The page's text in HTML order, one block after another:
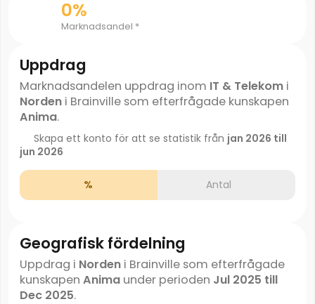
0%
Marknadsandel *
Uppdrag
Marknadsandelen uppdrag inom IT & Telekomi
Nordeni Brainville som efterfrågade kunskapen
Anima.
Skapa ett konto för att se statistik från jan 2026 till
jun 2026
% Antal
Geografisk fördelning
Uppdrag i Nordeni Brainville som efterfrågade
kunskapen Animaunder perioden Jul 2025 till
Dec 2025.